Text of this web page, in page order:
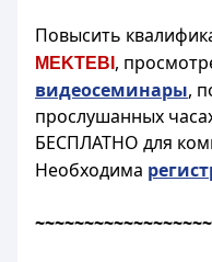
Повысить
MEKTEBI ,
видеосеминары,
прослушанных
БЕСПЛАТНО для
Необходима